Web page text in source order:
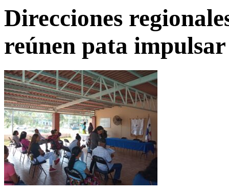
Direcciones
reúnen pata